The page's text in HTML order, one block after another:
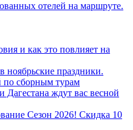
отелей на маршруте.
и как это повлияет на
ноябрьские праздники.
по сборным турам
Дагестана ждут вас весной
Сезон 2026! Скидка 10